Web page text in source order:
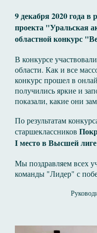
9 декабря 2020 года в
проекта "Уральская
областной конкурс
В конкурсе
области. Как и все
конкурс прошел в
получились яркие и
показали, какие они
По результатам
старшеклассников
I место в Высшей лиге
Мы поздравляем всех
команды "Лидер" с